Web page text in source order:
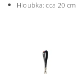
Hloubka: cca 20 cm